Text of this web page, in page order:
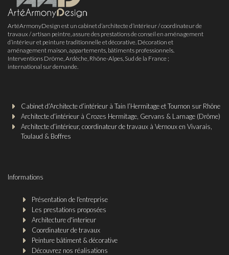
ArtéArmonyDesign est un cabinet d’architecte d’intérieur / coordinateur de
travaux / artisan peintre, assure des prestations de conseil en aménagement
d’intérieur et peinture traditionnelle et décorative. Décoration et
aménagement maison, appartements, bâtiments professionnels.
Interventions Drôme, Ardèche, Rhône-Alpes, Sud de la France ;
international sur demande.
Cabinet d’Architecte d’intérieur à Tain l’Hermitage et Tournon sur Rhône
Architecte d’intérieur à Crozes Hermitage, Gervans & Larnage (Drôme)
Architecte d’intérieur, coordinateur de travaux à Vernoux en Vivarais,
Toulaud & Boffres
Informations
Présentation de l'entreprise
Les prestations proposées
Architecture d'interieur
Coordinateur de travaux
Peinture bâtiment & décorative
Découvrez nos réalisations